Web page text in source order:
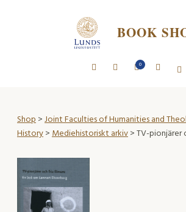
BOOK
0
Shop>Joint Faculties of Humanities and
History>Mediehistoriskt arkiv> TV-pionjärer